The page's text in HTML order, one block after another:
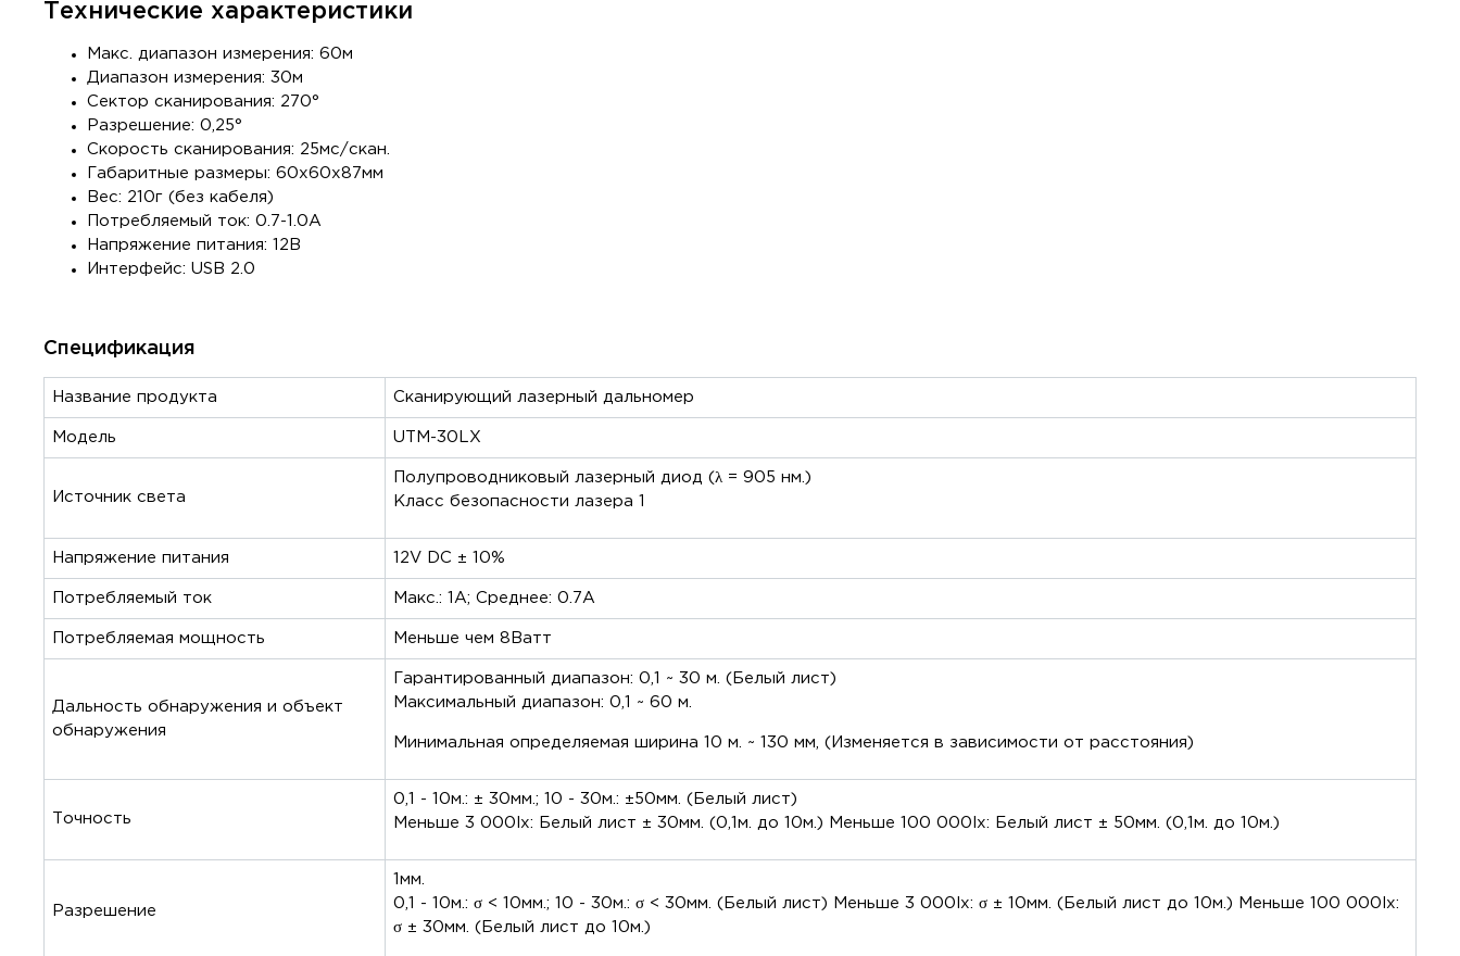
Технические характеристики
Макс. диапазон измерения: 60м
Диапазон измерения: 30м
Cектор сканирования: 270°
Разрешение: 0,25°
Скорость сканирования: 25мс/скан.
Габаритные размеры: 60х60х87мм
Вес: 210г (без кабеля)
Потребляемый ток: 0.7-1.0А
Напряжение питания: 12В
Интерфейс: USB 2.0
Спецификация
Название продукта Сканирующий лазерный дальномер
Модель UTM-30LX
Источник света
Полупроводниковый лазерный диод (λ = 905 нм.)
Класс безопасности лазера 1
Напряжение питания 12V DC ± 10%
Потребляемый ток Макс.: 1А; Среднее: 0.7А
Потребляемая мощность Меньше чем 8Ватт
Дальность обнаружения и объект
обнаружения
Гарантированный диапазон: 0,1 ~ 30 м. (Белый лист)
Максимальный диапазон: 0,1 ~ 60 м.
Минимальная определяемая ширина 10 м. ~ 130 мм, (Изменяется в зависимости от расстояния)
Точность
0,1 - 10м.: ± 30мм.; 10 - 30м.: ±50мм. (Белый лист)
Меньше 3 000lx: Белый лист ± 30мм. (0,1м. до 10м.) Меньше 100 000lx: Белый лист ± 50мм. (0,1м. до 10м.)
Разрешение
1мм.
0,1 - 10м.: σ < 10мм.; 10 - 30м.: σ < 30мм. (Белый лист) Меньше 3 000lx: σ ± 10мм. (Белый лист до 10м.) Меньше 100 000lx:
σ ± 30мм. (Белый лист до 10м.)